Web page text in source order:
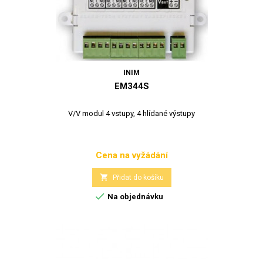
INIM
EM344S
V/V modul 4 vstupy, 4 hlídané výstupy
Cena
Cena na vyžádání
 Přidat do košíku
 Na objednávku